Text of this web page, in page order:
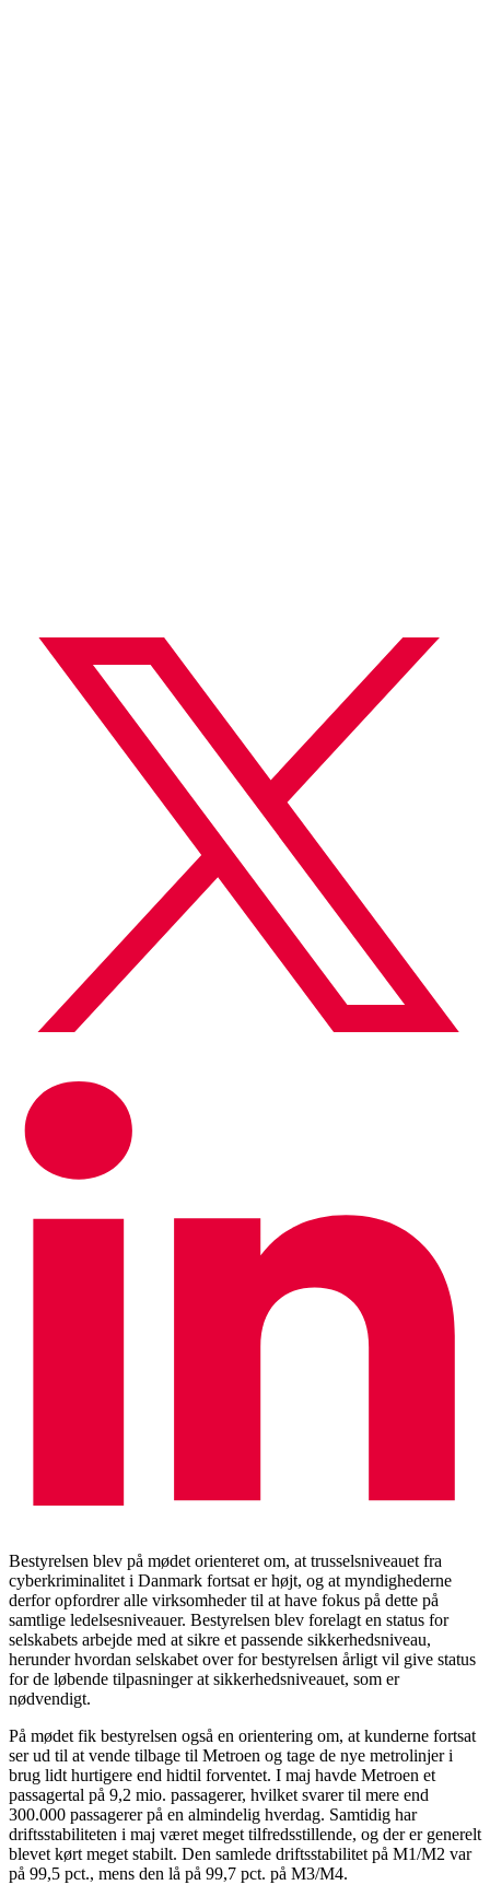
Bestyrelsen blev på mødet orienteret om, at trusselsniveauet fra
cyberkriminalitet i Danmark fortsat er højt, og at myndighederne
derfor opfordrer alle virksomheder til at have fokus på dette på
samtlige ledelsesniveauer. Bestyrelsen blev forelagt en status for
selskabets arbejde med at sikre et passende sikkerhedsniveau,
herunder hvordan selskabet over for bestyrelsen årligt vil give status
for de løbende tilpasninger at sikkerhedsniveauet, som er
nødvendigt.
På mødet fik bestyrelsen også en orientering om, at kunderne fortsat
ser ud til at vende tilbage til Metroen og tage de nye metrolinjer i
brug lidt hurtigere end hidtil forventet. I maj havde Metroen et
passagertal på 9,2 mio. passagerer, hvilket svarer til mere end
300.000 passagerer på en almindelig hverdag. Samtidig har
driftsstabiliteten i maj været meget tilfredsstillende, og der er generelt
blevet kørt meget stabilt. Den samlede driftsstabilitet på M1/M2 var
på 99,5 pct., mens den lå på 99,7 pct. på M3/M4.